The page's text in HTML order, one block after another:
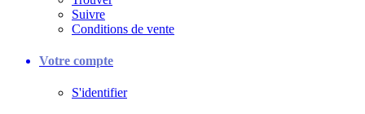
Suivre
Conditions de vente
Votre compte
S'identifier